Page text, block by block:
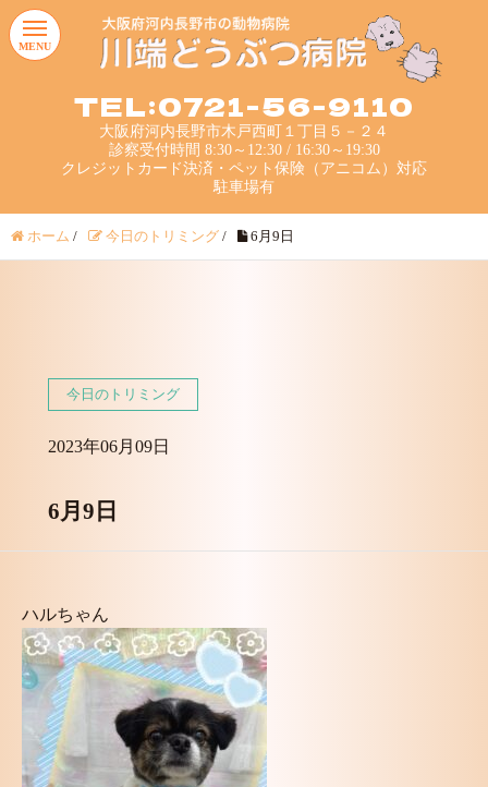
TEL:0721-56-9110
大阪府河内長野市木戸西町１丁目５－２４
診察受付時間 8:30～12:30 / 16:30～19:30
クレジットカード決済・ペット保険（アニコム）対応
駐車場有
MENU
ホーム / 今日のトリミング / 6月9日
今日のトリミング
2023年06月09日
6月9日
ハルちゃん